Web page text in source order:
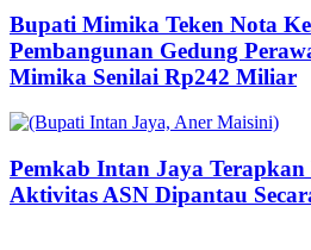
Bupati Mimika Teken Nota
Pembangunan Gedung
Mimika Senilai Rp242 Miliar
Pemkab Intan Jaya
Aktivitas ASN Dipantau